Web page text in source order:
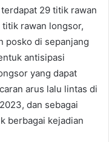
29 titik rawan
titik rawan longsor,
posko di sepanjang
antisipasi
yang dapat
arus lalu lintas di
dan sebagai
berbagai kejadian